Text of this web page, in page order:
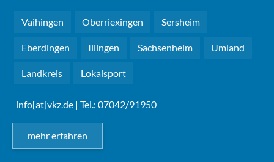
Vaihingen Oberriexingen Sersheim
Eberdingen Illingen Sachsenheim Umland
Landkreis Lokalsport
info[at]vkz.de | Tel.: 07042/91950
mehr erfahren